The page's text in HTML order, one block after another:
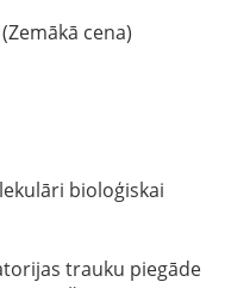
cena)
bioloģiskai
trauku piegāde